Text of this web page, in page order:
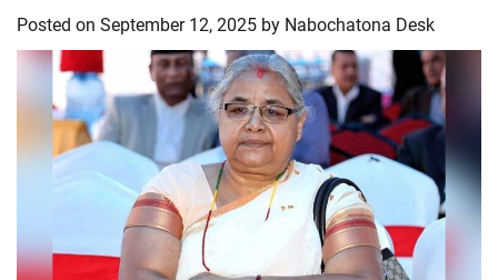
Posted on September 12, 2025 by Nabochatona Desk